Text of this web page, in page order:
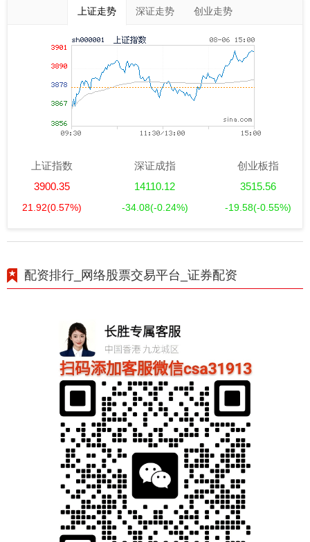
上证走势 深证走势 创业走势
上证指数
3900.35
21.92(0.57%)
深证成指
14110.12
-34.08(-0.24%)
创业板指
3515.56
-19.58(-0.55%)
配资排行_网络股票交易平台_证券配资